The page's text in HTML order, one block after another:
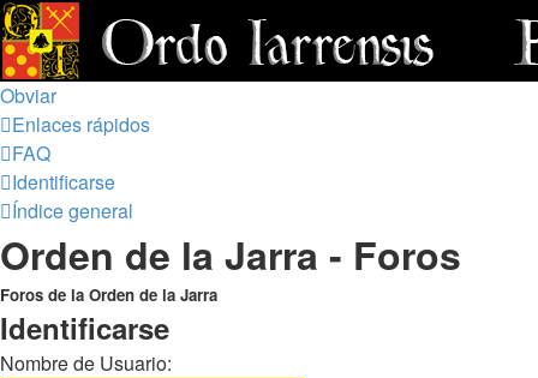
Obviar
Enlaces rápidos
FAQ
Identificarse
Índice general
Orden de la Jarra - Foros
Foros de la Orden de la Jarra
Identificarse
Nombre de Usuario: